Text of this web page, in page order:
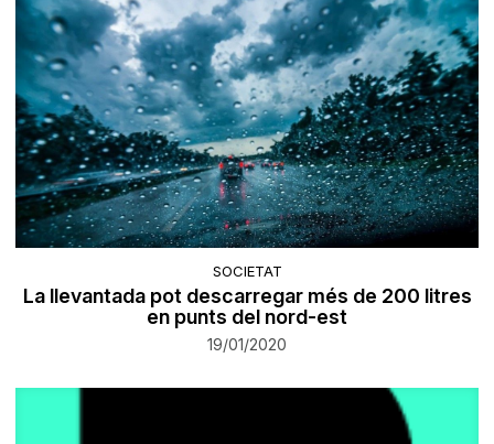
SOCIETAT
La llevantada pot descarregar més de 200 litres
en punts del nord-est
19/01/2020